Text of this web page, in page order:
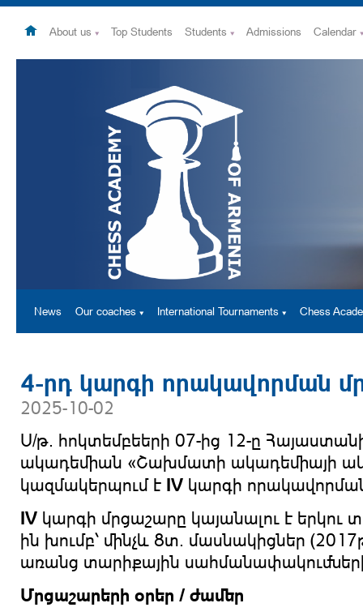
Calendar
Admissions
Students
Top Students
About us
Chess
International Tournaments
Our coaches
News
4-րդ կարգի որակավորման
2025-10-02
Ս/թ. հոկտեմբեերի 07-ից 12-ը
ակադեմիան «Շախմատի ակադեմիայի
կազմակերպում է IV կարգի
IV կարգի մրցաշարը կայանալու է երկու
ին խումբ՝ մինչև 8տ. մասնակիցներ
առանց տարիքային
Մրցաշարերի օրեր / ժամեր